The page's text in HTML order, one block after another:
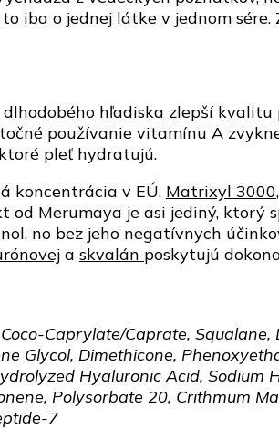
Resurfacing
iba o jednej látke v jednom
hľadiska zlepší
používanie vitamínu A
pleť hydratujú.
koncentrácia v EÚ. Matrixyl 3000
od Merumaya je asi jediný,
no bez jeho negatívnych
a skvalán poskytujú
Caprylate/Caprate,
Glycol, Dimethicone,
Hyaluronic Acid, Sodium
Polysorbate 20, Crithmum
7